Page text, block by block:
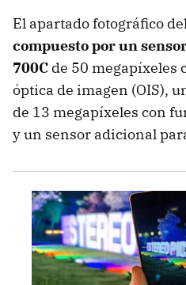
El apartado fotográfico
compuesto por un
700C de 50 megapíxeles
óptica de imagen (OIS),
de 13 megapíxeles con
y un sensor adicional